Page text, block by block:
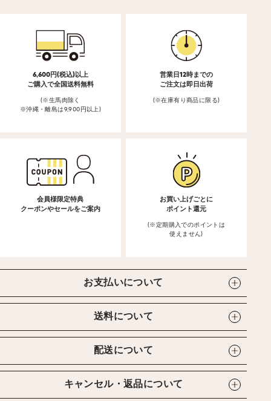
6,600円(税込)以上
ご購入で全国送料無料
(※生馬肉除く
※沖縄・離島は9,900円以上)
営業日12時までの
ご注文は即日出荷
(※在庫有り商品に限る)
会員様限定特典
クーポンやセールをご案内
お買い上げごとに
ポイント還元
(※定期購入でのポイントは
使えません)
お支払いについて
送料について
配送について
キャンセル・返品について